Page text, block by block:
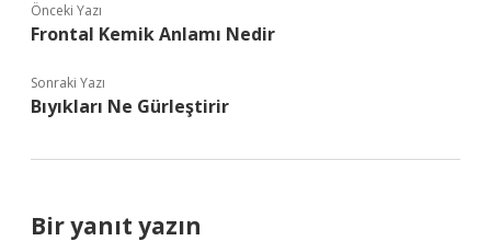
Önceki Yazı
Frontal Kemik Anlamı Nedir
Sonraki Yazı
Bıyıkları Ne Gürleştirir
Bir yanıt yazın